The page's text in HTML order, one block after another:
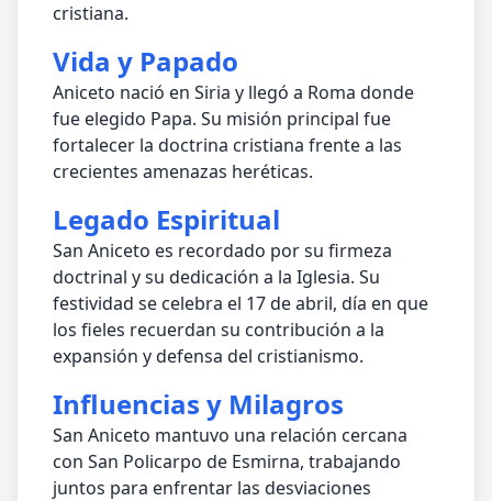
cristiana.
Vida y Papado
Aniceto nació en Siria y llegó a Roma donde
fue elegido Papa. Su misión principal fue
fortalecer la doctrina cristiana frente a las
crecientes amenazas heréticas.
Legado Espiritual
San Aniceto es recordado por su firmeza
doctrinal y su dedicación a la Iglesia. Su
festividad se celebra el 17 de abril, día en que
los fieles recuerdan su contribución a la
expansión y defensa del cristianismo.
Influencias y Milagros
San Aniceto mantuvo una relación cercana
con San Policarpo de Esmirna, trabajando
juntos para enfrentar las desviaciones